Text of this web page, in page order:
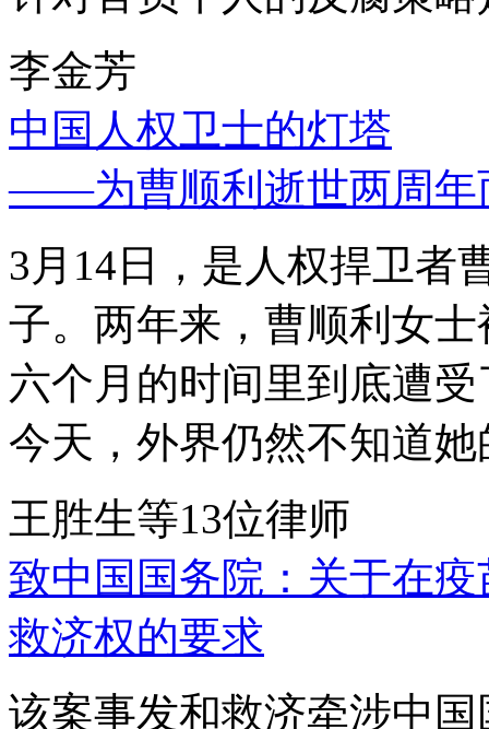
李金芳
中国人权卫士的灯塔
——为曹顺利逝世两周年
3月14日，是人权捍卫者
子。两年来，曹顺利女
六个月的时间里到底遭
今天，外界仍然不知道
王胜生等13位律师
致中国国务院：关于在
救济权的要求
该案事发和救济牵涉中